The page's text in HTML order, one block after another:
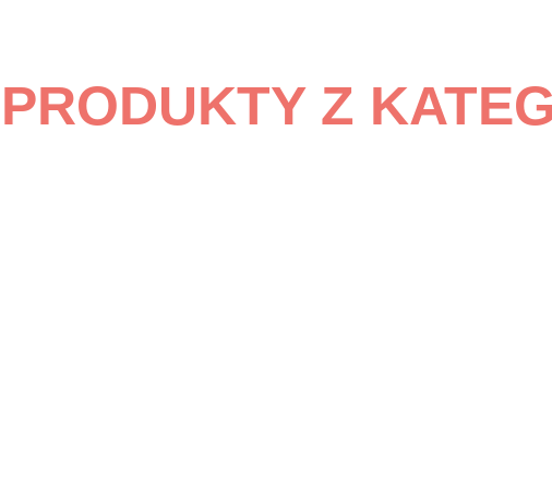
Z